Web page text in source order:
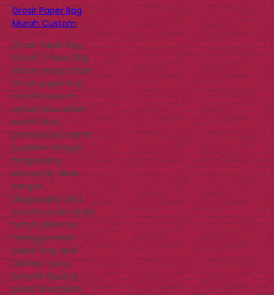
Grosir Paper Bag
Murah Custom
Grosir Paper Bag
Murah | Paper Bag
Murah Harga Grosir
Grosir paper bag
murah custom
untuk kebutuhan
event atau
promosi bisa kami
buatkan dengan
harga yang
ekonomis. Akan
sangat
disayangkan jika
suvenir acara Anda
hanya dikemas
menggunakan
paper bag ‘apa
adanya’ yang
banyak dijual di
pasar. Bukankah